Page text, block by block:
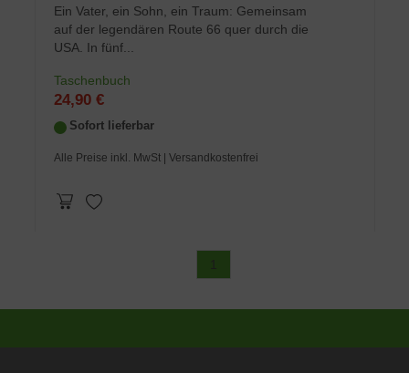
Ein Vater, ein Sohn, ein Traum: Gemeinsam
auf der legendären Route 66 quer durch die
USA. In fünf...
Taschenbuch
24,90 €
Sofort lieferbar
Alle Preise inkl. MwSt | Versandkostenfrei